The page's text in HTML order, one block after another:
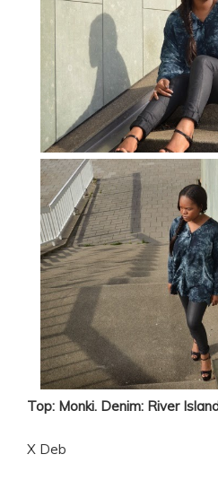
Top: Monki. Denim: River
X Deb